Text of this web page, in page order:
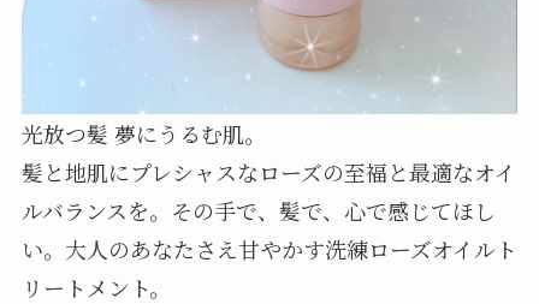
光放つ髪 夢にうるむ肌。
髪と地肌にプレシャスなローズの至福と最適なオイ
ルバランスを。その手で、髪で、心で感じてほし
い。大人のあなたさえ甘やかす洗練ローズオイルト
リートメント。